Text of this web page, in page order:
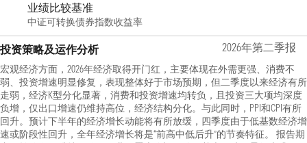
业绩比较基准
中证可转换债券指数收益率
投资策略及运作分析 2026年第二季报
宏观经济方面，2026年经济取得开门红，主要体现在外需更强、消费不
弱、投资增速明显修复，表现整体好于市场预期，但二季度以来经济有所
走弱，经济K型分化显著，消费和投资增速均转负，且投资三大项均深度
负增，仅出口增速仍维持高位，经济结构分化。与此同时，PPI和CPI有所
回升。预计下半年的经济增长动能将有所放缓，四季度由于低基数经济增
速或阶段性回升，全年经济增长将是“前高中低后升”的节奏特征。 报告期